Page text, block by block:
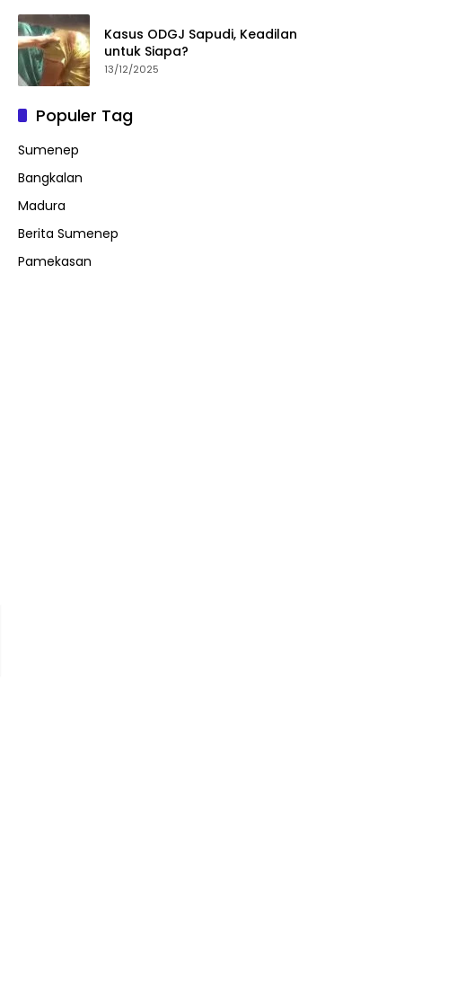
Kasus ODGJ Sapudi, Keadilan
untuk Siapa?
13/12/2025
Populer Tag
Sumenep
Bangkalan
Madura
Berita Sumenep
Pamekasan